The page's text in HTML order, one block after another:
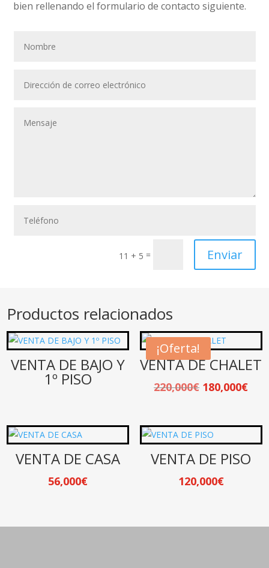
bien rellenando el formulario de contacto siguiente.
11 + 5 = Enviar
Productos relacionados
VENTA DE BAJO Y
1º PISO
¡Oferta!
VENTA DE CHALET
220,000€ El
era:
220,000€.
180,000€El
VENTA DE CASA
56,000€
VENTA DE PISO
120,000€